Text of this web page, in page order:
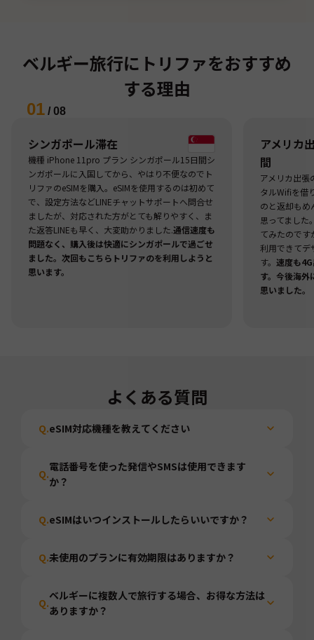
ベルギー旅行にトリファをおすすめ
する理由
01 / 08
シンガポール滞在
機種 iPhone 11pro プラン シンガポール15日間シ
ンガポールに入国してから、やはり不便なのでト
リファのeSIMを購入。eSIMを使用するのは初めて
で、設定方法などLINEチャットサポートへ問合せ
ましたが、対応された方がとても解りやすく、ま
た返答LINEも早く、大変助かりました.通信速度も
問題なく、購入後は快適にシンガポールで過ごせ
ました。次回もこちらトリファのを利用しようと
思います。
アメリカ
間
アメリカ出張
タルWifiを借
のと返却もめ
思ってまし
てみたのです
利用できてデ
す。 速度も
す。今後海外
思いました。
よくある質問
Q.eSIM対応機種を教えてください
Q.
電話番号を使った発信やSMSは使用できます
か？
Q.eSIMはいつインストールしたらいいですか？
Q.未使用のプランに有効期限はありますか？
Q.
ベルギーに複数人で旅行する場合、お得な方法は
ありますか？